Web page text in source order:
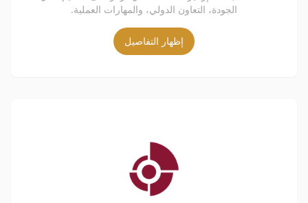
الجودة، التعاون الدولي، والمهارات العملية.
إظهار التفاصيل